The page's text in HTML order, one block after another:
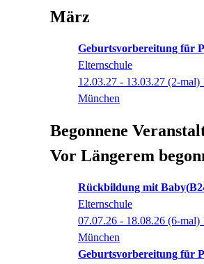
März
Geburtsvorbereitung für
Elternschule
12.03.27 - 13.03.27 (2-mal)
München
Begonnene
Vor Längerem
Rückbildung mit Baby
Elternschule
07.07.26 - 18.08.26 (6-mal)
München
Geburtsvorbereitung für